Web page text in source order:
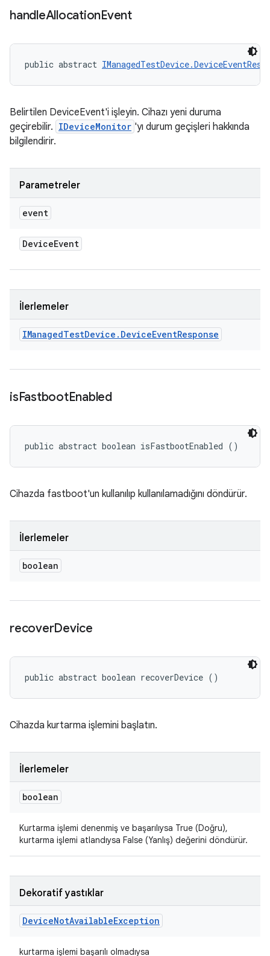
handleAllocationEvent
public abstract
Belirtilen DeviceEvent'i işleyin. Cihazı yeni duruma
geçirebilir. IDeviceMonitor 'yı durum geçişleri hakkında
bilgilendirir.
Parametreler
event
DeviceEvent
İlerlemeler
IManagedTestDevice . DeviceEventResponse
isFastbootEnabled
public abstract boolean isFastbootEnabled ()
Cihazda fastboot'un kullanılıp kullanılamadığını döndürür.
İlerlemeler
boolean
recoverDevice
public abstract boolean recoverDevice ()
Cihazda kurtarma işlemini başlatın.
İlerlemeler
boolean
Kurtarma işlemi denenmiş ve başarılıysa True (Doğru),
kurtarma işlemi atlandıysa False (Yanlış) değerini döndürür.
Dekoratif yastıklar
DeviceNotAvailableException
kurtarma işlemi başarılı olmadıysa